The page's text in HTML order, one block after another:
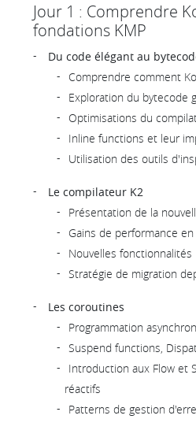
Jour 1 : Comprendre
fondations KMP
Du code élégant au
Comprendre comment
Exploration du bytecode
Optimisations du
Inline functions et leur
Utilisation des outils
Le compilateur K2
Présentation de la
Gains de performance
Nouvelles fonctionnalités
Stratégie de migration
Les coroutines
Programmation
Suspend functions,
Introduction aux Flow et
réactifs
Patterns de gestion